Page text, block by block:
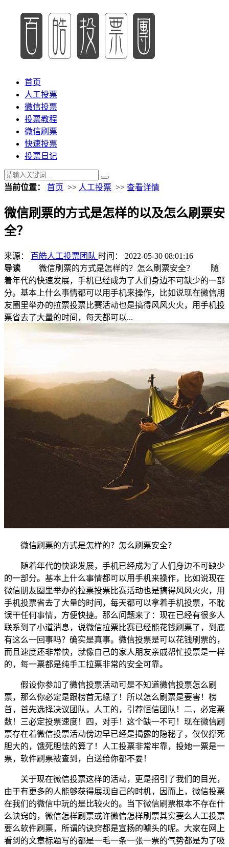
首页
人工投票
微信投票
投票教程
微信刷票
快速投票
投票日记
当前位置： 首页 >> 人工投票 >> 查看详情
微信刷票的方式是怎样的以及怎么刷票安
全？
来源： 百皓人工投票团队 时间： 2022-05-30 08:01:16
导读 微信刷票的方式是怎样的？怎么刷票安全？ 随
着年代的快速发展，手机已经成为了人们身边不可缺少的一部
分。基本上什么事情都可以用手机来操作，比如说现在微信朋
友圈里举办的拉票投票比赛活动也是搞得风风火火，用手机投
票省去了大量的时间，每天都可以...
微信刷票的方式是怎样的？怎么刷票安全？
随着年代的快速发展，手机已经成为了人们身边不可缺少
的一部分。基本上什么事情都可以用手机来操作，比如说现在
微信朋友圈里举办的拉票投票比赛活动也是搞得风风火火，用
手机投票省去了大量的时间，每天都可以拿着手机投票，不耽
误干任何事情，方便快捷。那么问题来了：现在已经有很多人
联系到了小道消息，说微信拉票比赛已经能花钱刷票了，到底
有这么一回事吗？确实是真事。微信投票是可以花钱刷票的，
而且速度还非常快，就像自己的家人朋友亲戚帮忙投票是一样
的，每一票都是纯手工拉票非常的安全可靠。
假设你参加了微信投票活动可是不知道微信投票怎么刷
票，那么你必定是跟榜首无缘了！所以怎么刷票是要害！榜
首，首先选择决议团队，人工的，引荐恒信团队！二，必定票
数！三必定投票速度！四，对手！这个缺一不可！现在微信刷
票存在着微信投票活动傍边早已经是揭露的隐秘了，仅仅撑死
胆大的，饿死胆怯的算了！人工投票非常牢靠，投她一票是一
票，软件刷票被查到，白送给你都不要！
关于现在微信投票这样的活动，更是招引了我们的目光，
由于有更多的人能够获得展现自己的时机，因而上，微信投票
在我们的微信中玩的是比较火的。当下微信刷票根本不存在什
么诀窍的，微信怎样刷票或许微信怎样刷票其实要么人工投票
要么软件刷票，所谓的诀窍都是宣扬的噱头的呢。大家在网上
看到的文章标题写的都是一毛一条一张一票的气势都是为了吸